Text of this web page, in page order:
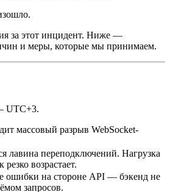
за этот инцидент. Ниже —
и меры, которые мы принимаем.
UTC+3.
массовый разрыв WebSocket-
лавина переподключений. Нагрузка
возрастает.
ошибки на стороне API — бэкенд не
запросов.